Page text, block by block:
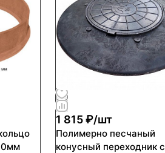
1 815 ₽/шт
Полимерно песчаный
конусный переходник с